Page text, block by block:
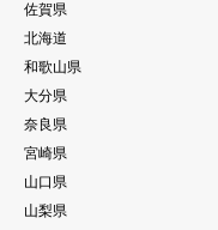
佐賀県
北海道
和歌山県
大分県
奈良県
宮崎県
山口県
山梨県